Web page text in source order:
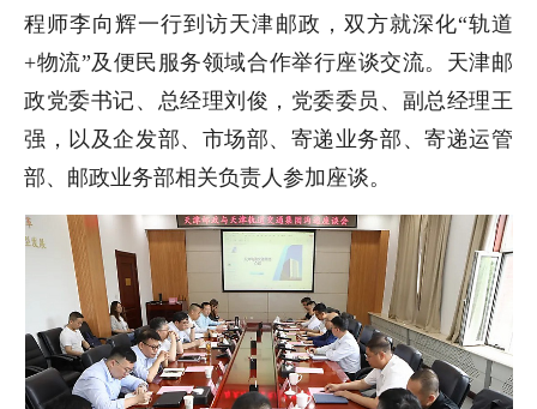
程师李向辉一行到访天津邮政，双方就深化“轨道
+物流”及便民服务领域合作举行座谈交流。天津邮
政党委书记、总经理刘俊，党委委员、副总经理王
强，以及企发部、市场部、寄递业务部、寄递运管
部、邮政业务部相关负责人参加座谈。